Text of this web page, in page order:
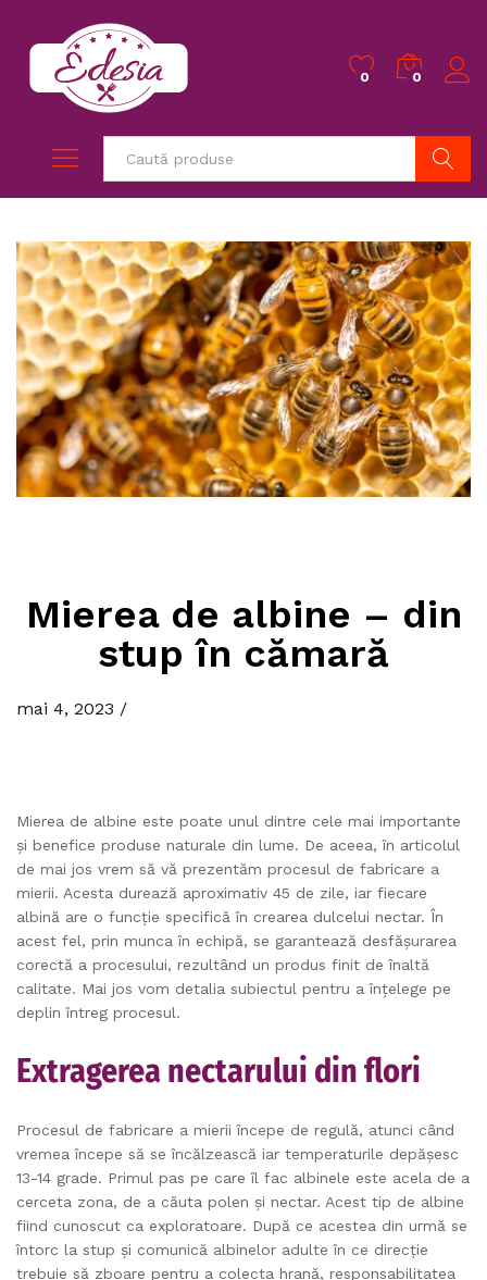
0 0
Mierea de albine – din
stup în cămară
mai 4, 2023 /
Mierea de albine este poate unul dintre cele mai importante
și benefice produse naturale din lume. De aceea, în articolul
de mai jos vrem să vă prezentăm procesul de fabricare a
mierii. Acesta durează aproximativ 45 de zile, iar fiecare
albină are o funcție specifică în crearea dulcelui nectar. În
acest fel, prin munca în echipă, se garantează desfășurarea
corectă a procesului, rezultând un produs finit de înaltă
calitate. Mai jos vom detalia subiectul pentru a înțelege pe
deplin întreg procesul.
Extragerea nectarului din flori
Procesul de fabricare a mierii începe de regulă, atunci când
vremea începe să se încălzească iar temperaturile depășesc
13-14 grade. Primul pas pe care îl fac albinele este acela de a
cerceta zona, de a căuta polen și nectar. Acest tip de albine
fiind cunoscut ca exploratoare. După ce acestea din urmă se
întorc la stup și comunică albinelor adulte în ce direcție
trebuie să zboare pentru a colecta hrană, responsabilitatea